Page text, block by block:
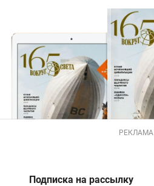
РЕКЛАМА
Подписка на рассылку